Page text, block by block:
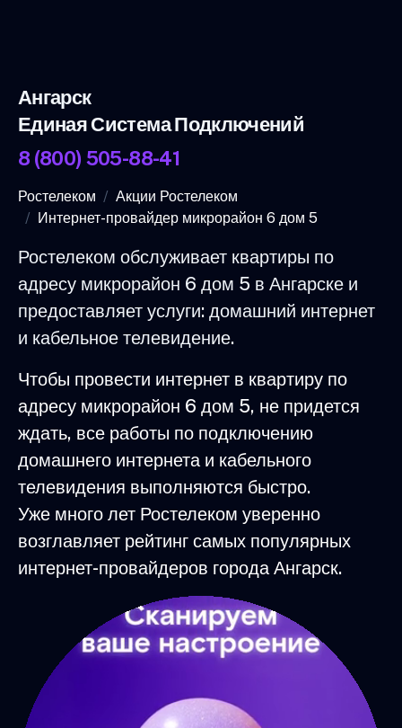
Ангарск
Единая Система Подключений
8 (800) 505-88-41
Ростелеком
Акции Ростелеком
Интернет-провайдер микрорайон 6 дом 5
Ростелеком обслуживает квартиры по
адресу микрорайон 6 дом 5 в Ангарске и
предоставляет услуги: домашний интернет
и кабельное телевидение.
Чтобы провести интернет в квартиру по
адресу микрорайон 6 дом 5, не придется
ждать, все работы по подключению
домашнего интернета и кабельного
телевидения выполняются быстро.
Уже много лет Ростелеком уверенно
возглавляет рейтинг самых популярных
интернет-провайдеров города Ангарск.